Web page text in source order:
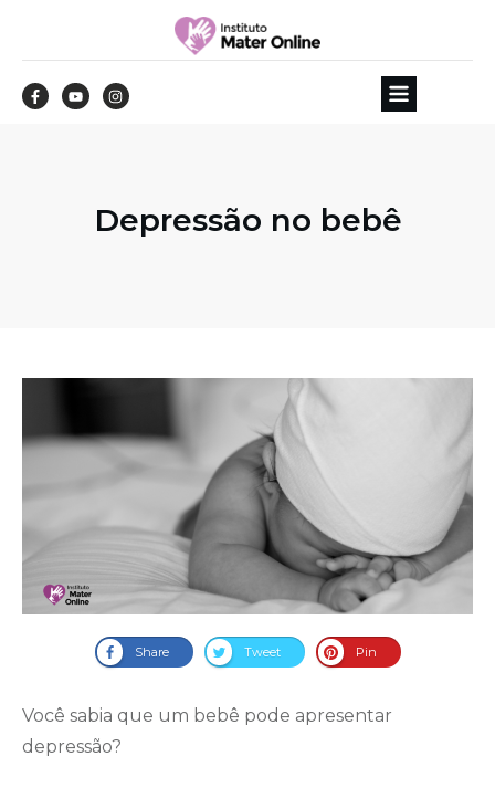
Depressão no bebê
Share Tweet Pin
Você sabia que um bebê pode apresentar
depressão?